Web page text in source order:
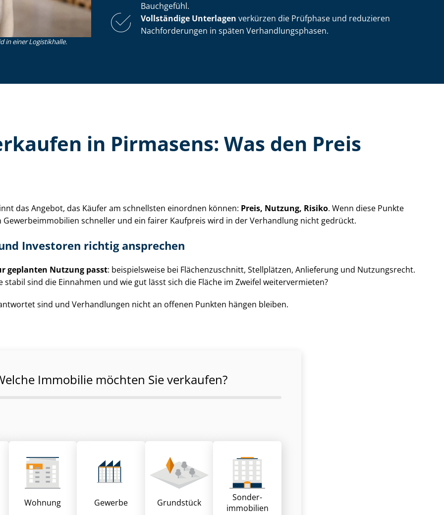
in einer Logistikhalle.
Bauchgefühl.
Vollständige Unterlagen verkürzen die Prüfphase und reduzieren
Nachforderungen in späten Ver­hand­lungs­pha­sen.
in Pirmasens: Was den Preis
das Angebot, das Käufer am schnellsten einordnen können: Preis, Nutzung, Risiko. Wenn diese Punkte
schneller und ein fairer Kaufpreis wird in der Verhandlung nicht gedrückt.
Investoren richtig ansprechen
geplanten Nutzung passt: beispielsweise bei Flä­chen­zu­schnitt, Stellplätzen, Anlieferung und Nutzungsrecht.
stabil sind die Einnahmen und wie gut lässt sich die Fläche im Zweifel weitervermieten?
sind und Verhandlungen nicht an offenen Punkten hängen bleiben.
Immobilie möchten Sie verkaufen?
Wohnung Gewerbe Grund­stück
Sonder­
immobilien